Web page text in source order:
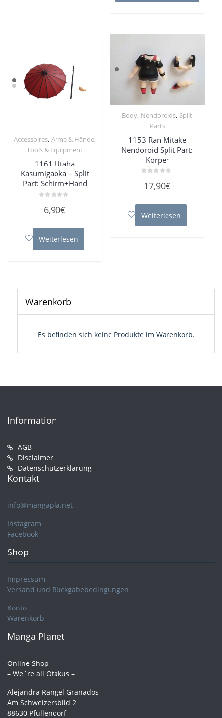
Accessoires,Arme & Hände,
Tools & Equipment
1161 Utaha
Kasumigaoka – Split
Part: Schirm+Hand
mit
5
6,90€
Weiterlesen
Body, Nendoroids, Split
Parts
1153 Ran Mitake
Nendoroid Split Part:
Körper
mit
5
17,90€
Weiterlesen
Warenkorb
Es befinden sich keine Produkte im Warenkorb.
Information
AGB
Disclaimer
Datenschutzerklärung
Kontakt
info@mangapla.net
Instagram
Facebook
Shop
Impressum
Versand und Rückgabebedingungen
Konto
Warenkorb
Manga Planet
Online Shop
– We´re all Otakus –
Alejandra Rangel Granados
Am Schweizersbild 2
88630 Pfullendorf